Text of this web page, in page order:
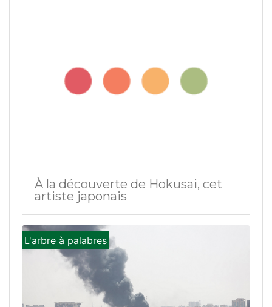
À la découverte de Hokusai, cet
artiste japonais
L'arbre à palabres